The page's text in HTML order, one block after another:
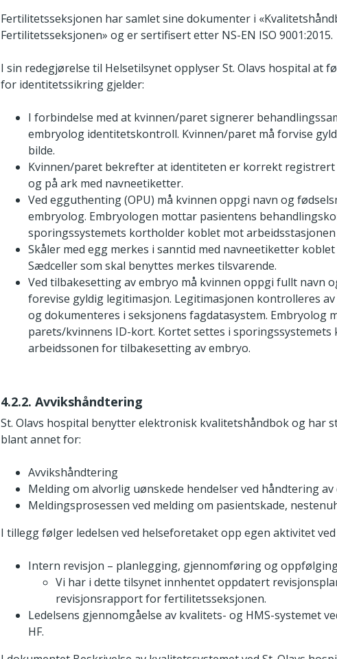
Fertilitetsseksjonen har samlet sine dokumenter i
Fertilitetsseksjonen» og er sertifisert etter NS-EN ISO 9001:2015.
I sin redegjørelse til Helsetilsynet opplyser St. Olavs hospital at
for identitetssikring gjelder:
I forbindelse med at kvinnen/paret signerer
embryolog identitetskontroll. Kvinnen/paret må forvise
bilde.
Kvinnen/paret bekrefter at identiteten er korrekt
og på ark med navneetiketter.
Ved egguthenting (OPU) må kvinnen oppgi navn og
embryolog. Embryologen mottar pasientens
sporingssystemets kortholder koblet mot arbeidsstasjonen
Skåler med egg merkes i sanntid med navneetiketter
Sædceller som skal benyttes merkes tilsvarende.
Ved tilbakesetting av embryo må kvinnen oppgi fullt navn
forevise gyldig legitimasjon. Legitimasjonen kontrolleres
og dokumenteres i seksjonens fagdatasystem. Embryolog
parets/kvinnens ID-kort. Kortet settes i
arbeidssonen for tilbakesetting av embryo.
4.2.2. Avvikshåndtering
St. Olavs hospital benytter elektronisk kvalitetshåndbok og har
blant annet for:
Avvikshåndtering
Melding om alvorlig uønskede hendelser ved håndtering av
Meldingsprosessen ved melding om pasientskade,
I tillegg følger ledelsen ved helseforetaket opp egen aktivitet
Intern revisjon – planlegging, gjennomføring og
Vi har i dette tilsynet innhentet oppdatert
revisjonsrapport for fertilitetsseksjonen.
Ledelsens gjennomgåelse av kvalitets- og HMS-systemet
HF.